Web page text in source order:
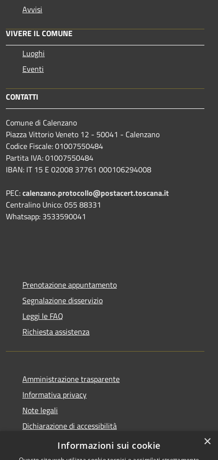
Avvisi
VIVERE IL COMUNE
Luoghi
Eventi
CONTATTI
Comune di Calenzano
Piazza Vittorio Veneto 12 - 50041 - Calenzano
Codice Fiscale: 01007550484
Partita IVA: 01007550484
IBAN: IT 15 E 02008 37761 000106294008
PEC:calenzano.protocollo@postacert.toscana.it
Centralino Unico: 055 88331
Whatsapp: 3533590041
Prenotazione appuntamento
Segnalazione disservizio
Leggi le FAQ
Richiesta assistenza
Amministrazione trasparente
Informativa privacy
Note legali
Dichiarazione di accessibilità
Statistiche Web
×
Informazioni sui cookie